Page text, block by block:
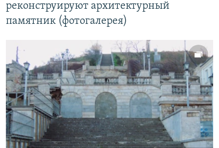
реконструируют архитектурный
памятник (фотогалерея)